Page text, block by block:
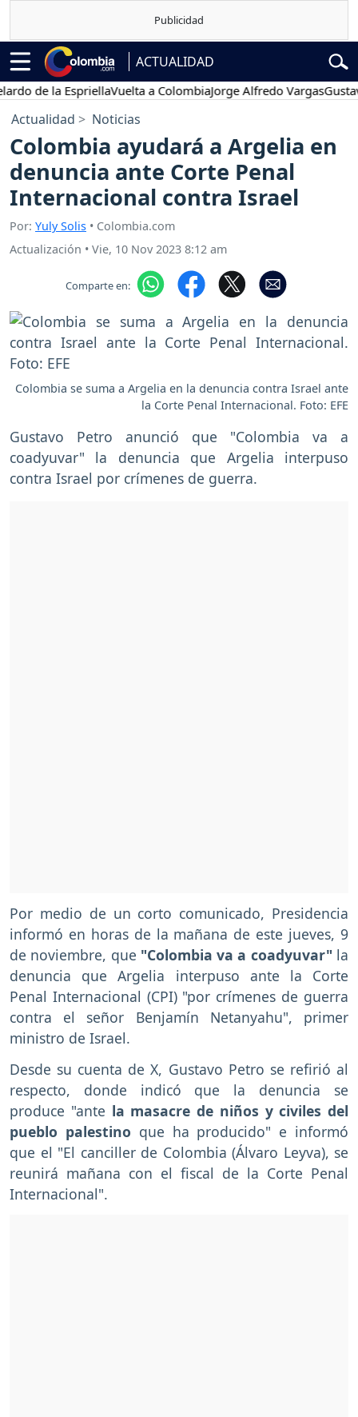
ACTUALIDAD
de la EspriellaVuelta a ColombiaJorge Alfredo VargasGustavo
Actualidad Noticias
Colombia ayudará a Argelia en
denuncia ante Corte Penal
Internacional contra Israel
Por: Yuly Solis • Colombia.com
Actualización • Vie, 10 Nov 2023 8:12 am
Comparte en:
Colombia se suma a Argelia en la denuncia contra Israel ante
la Corte Penal Internacional. Foto: EFE
Gustavo Petro anunció que "Colombia va a
coadyuvar" la denuncia que Argelia interpuso
contra Israel por crímenes de guerra.
Por medio de un corto comunicado, Presidencia
informó en horas de la mañana de este jueves, 9
de noviembre, que "Colombia va a coadyuvar" la
denuncia que Argelia interpuso ante la Corte
Penal Internacional (CPI) "por crímenes de guerra
contra el señor Benjamín Netanyahu", primer
ministro de Israel.
Desde su cuenta de X, Gustavo Petro se refirió al
respecto, donde indicó que la denuncia se
produce "ante la masacre de niños y civiles del
pueblo palestino que ha producido" e informó
que el "El canciller de Colombia (Álvaro Leyva), se
reunirá mañana con el fiscal de la Corte Penal
Internacional".